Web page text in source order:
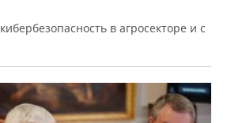
в агросекторе и с